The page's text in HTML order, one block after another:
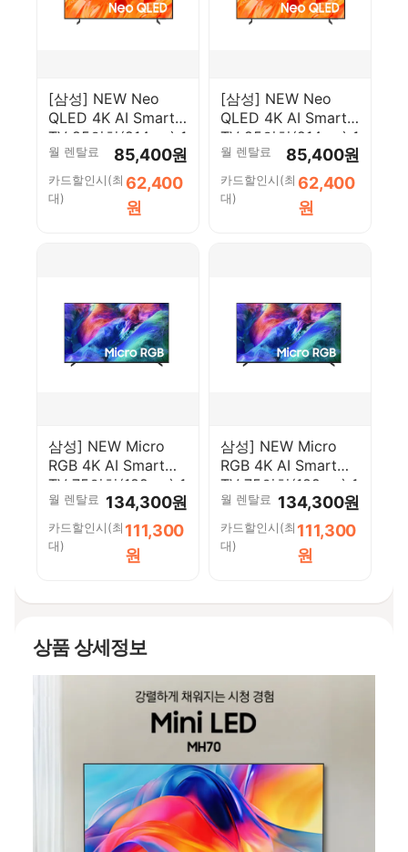
[삼성] NEW Neo
QLED 4K AI Smart
TV 85인치(214cm) 1
등급
KQ85QNH70AFXKR-
W [페이]
월 렌탈료 85,400원
카드할인시(최
대)
62,400
원
[삼성] NEW Neo
QLED 4K AI Smart
TV 85인치(214cm) 1
등급
KQ85QNH70AFXKR-
S [페이]
월 렌탈료 85,400원
카드할인시(최
대)
62,400
원
삼성] NEW Micro
RGB 4K AI Smart
TV 75인치(189cm) 1
등급
KMR75RH85AFXKR-
W [페이]
월 렌탈료 134,300원
카드할인시(최
대)
111,300
원
삼성] NEW Micro
RGB 4K AI Smart
TV 75인치(189cm) 1
등급
KMR75RH85AFXKR-
S [페이]
월 렌탈료 134,300원
카드할인시(최
대)
111,300
원
상품 상세정보